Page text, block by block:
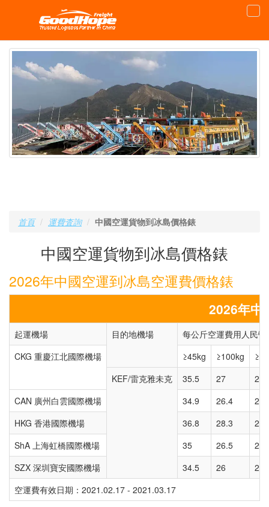
首頁 運費査詢 中國空運貨物到冰島價格錶
中國空運貨物到冰島價格錶
2026年中國空運到冰島空運費價格錶
2026年中
起運機場 目的地機場
每公斤空運費用人民
CKG 重慶江北國際機場
≥45kg ≥100kg
KEF/雷克雅未克
35.5 27
CAN 廣州白雲國際機場
34.9 26.4
HKG 香港國際機場
36.8 28.3
ShA 上海虹橋國際機場
35 26.5
SZX 深圳寶安國際機場
34.5 26
空運費有效日期：2021.02.17 - 2021.03.17